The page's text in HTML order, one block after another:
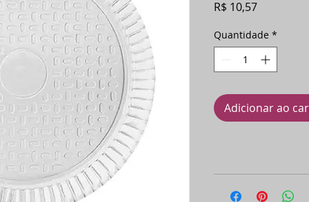
R$ 10,57Preço
Quantidade *
Adicionar ao